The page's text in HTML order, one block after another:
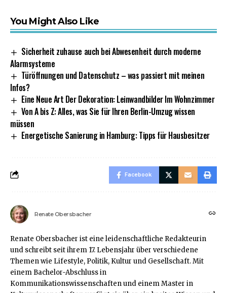
You Might Also Like
Sicherheit zuhause auch bei Abwesenheit durch moderne
Alarmsysteme
Türöffnungen und Datenschutz – was passiert mit meinen
Infos?
Eine Neue Art Der Dekoration: Leinwandbilder Im Wohnzimmer
Von A bis Z: Alles, was Sie für Ihren Berlin-Umzug wissen
müssen
Energetische Sanierung in Hamburg: Tipps für Hausbesitzer
Facebook
Renate Obersbacher
Renate Obersbacher ist eine leidenschaftliche Redakteurin
und schreibt seit ihrem 17. Lebensjahr über verschiedene
Themen wie Lifestyle, Politik, Kultur und Gesellschaft. Mit
einem Bachelor-Abschluss in
Kommunikationswissenschaften und einem Master in